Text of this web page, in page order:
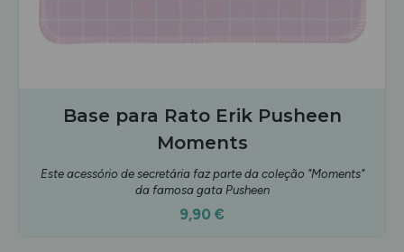
Base para Rato Erik Pusheen
Moments
Este acessório de secretária faz parte da coleção "Moments"
da famosa gata Pusheen
9,90 €